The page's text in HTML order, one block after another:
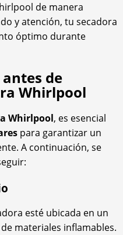
de manera
y atención, tu secadora
óptimo durante
de
Whirlpool
Whirlpool, es esencial
para garantizar un
A continuación, se
esté ubicada en un
materiales inflamables.